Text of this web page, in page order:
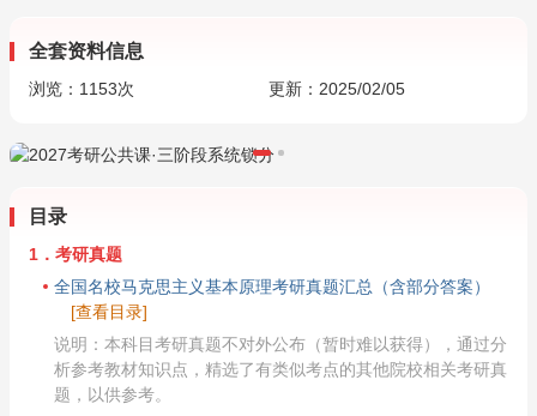
全套资料信息
浏览： 1153次 更新：2025/02/05
目录
1．考研真题
全国名校马克思主义基本原理考研真题汇总（含部分答案）
[查看目录]
说明：本科目考研真题不对外公布（暂时难以获得），通过分
析参考教材知识点，精选了有类似考点的其他院校相关考研真
题，以供参考。